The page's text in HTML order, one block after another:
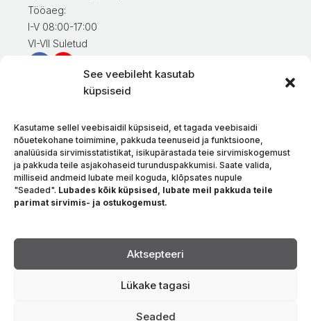
See veebileht kasutab
küpsiseid
Kasutame sellel veebisaidil küpsiseid, et tagada veebisaidi
nõuetekohane toimimine, pakkuda teenuseid ja funktsioone,
analüüsida sirvimisstatistikat, isikupärastada teie sirvimiskogemust
ja pakkuda teile asjakohaseid turunduspakkumisi. Saate valida,
milliseid andmeid lubate meil koguda, klõpsates nupule
"Seaded". Lubades kõik küpsised, lubate meil pakkuda teile
parimat sirvimis- ja ostukogemust.
Aktsepteeri
Lükake tagasi
Seaded
Tööaeg:
I-V 08:00-17:00
VI-VII Suletud
Teave klientidele
Kaupade tarnimine
Kaupade tagastamine
Tingimused ja eeskirjad
Privaatsuspoliitika
Meie kohta
Keel